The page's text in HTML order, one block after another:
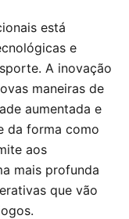
está
e
A inovação
maneiras de
aumentada e
da forma como
aos
mais profunda
que vão